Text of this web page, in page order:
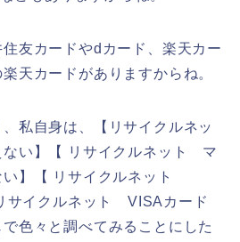
友カードやdカード、楽天カー
天カードがありますからね。
私自身は、【リサイクルネッ
い】【 リサイクルネット マ
】【 リサイクルネット
サイクルネット VISAカード
色々と調べてみることにした